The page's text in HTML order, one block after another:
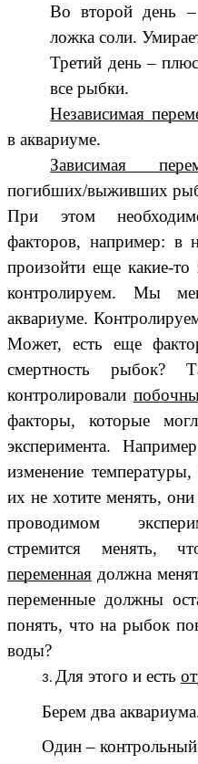
Во второй день
ложка соли.
Третий день –
все рыбки.
Независимая
в аквариуме.
Зависимая
погибших/выживших
При этом
факторов, например: в
произойти еще какие-
контролируем. Мы
аквариуме.
Может, есть еще
смертность
контролировали
факторы, которые
эксперимента.
изменение
их не хотите менять,
проводимом
стремится менять,
переменная должна
переменные должны
понять, что на рыбок
воды?
Для этого и есть
Берем два
Один –